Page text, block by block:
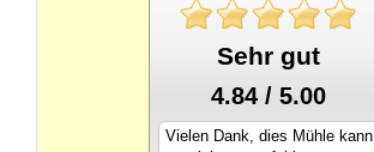
Sehr gut
4.84 / 5.00
Vielen Dank, dies Mühle kann